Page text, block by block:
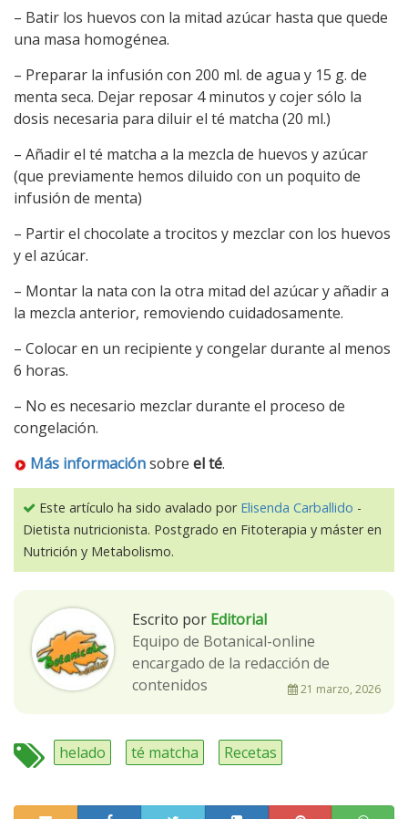
– Batir los huevos con la mitad azúcar hasta que quede
una masa homogénea.
– Preparar la infusión con 200 ml. de agua y 15 g. de
menta seca. Dejar reposar 4 minutos y cojer sólo la
dosis necesaria para diluir el té matcha (20 ml.)
– Añadir el té matcha a la mezcla de huevos y azúcar
(que previamente hemos diluido con un poquito de
infusión de menta)
– Partir el chocolate a trocitos y mezclar con los huevos
y el azúcar.
– Montar la nata con la otra mitad del azúcar y añadir a
la mezcla anterior, removiendo cuidadosamente.
– Colocar en un recipiente y congelar durante al menos
6 horas.
– No es necesario mezclar durante el proceso de
congelación.
Más informaciónsobre el té.
Este artículo ha sido avalado por Elisenda Carballido -
Dietista nutricionista. Postgrado en Fitoterapia y máster en
Nutrición y Metabolismo.
Escrito por Editorial
Equipo de Botanical-online
encargado de la redacción de
contenidos
21 marzo, 2026
helado té matcha Recetas